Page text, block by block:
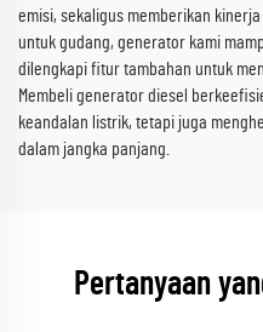
emisi, sekaligus memberikan
untuk gudang, generator kami
dilengkapi fitur tambahan untuk
Membeli generator diesel
keandalan listrik, tetapi juga
dalam jangka panjang.
Pertanyaan